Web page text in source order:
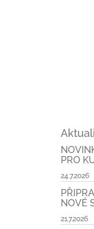
PRO
24.7.2026
NOVÉ
21.7.2026